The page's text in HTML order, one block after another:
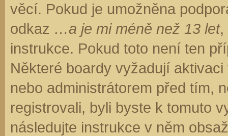
věcí. Pokud je umožněna
odkaz …a je mi méně než 13 let,
instrukce. Pokud toto není ten
Některé boardy vyžadují
nebo administrátorem před tím,
registrovali, byli byste k tomuto
následujte instrukce v něm